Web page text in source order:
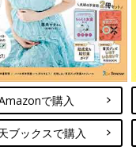
と異なる場合がありま
月時点のものです。
下で買える！」
トに！」コスパ最
5選
になりましたね♪ 長袖
いった小物類など、
いかと思います。
で購入
ブックスで購入